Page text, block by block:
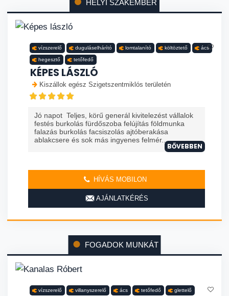
HELYI SZAKEMBER
vízszerelő duguláselhárító lomtalanító költöztető ács
hegesztő tetőfedő
KÉPES LÁSZLÓ
Kiszállok egész Szigetszentmiklós területén
Jó napot Teljes, körű generál kivitelezést vállalok
festés burkolás fürdőszoba felújítás földmunka
falazás burkolás facsiszolás ajtóberakása
ablakcsere és sok más ingyenes felmér...
BŐVEBBEN
HÍVÁS MOBILON
AJÁNLATKÉRÉS
FOGADOK MUNKÁT
vízszerelő villanyszerelő ács tetőfedő glettelő